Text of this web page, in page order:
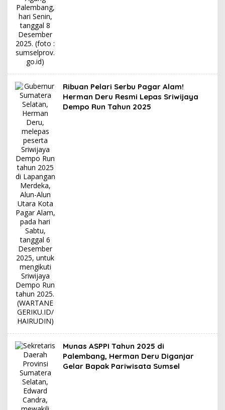
Ribuan Pelari Serbu Pagar Alam!
Herman Deru Resmi Lepas Sriwijaya
Dempo Run Tahun 2025
Munas ASPPI Tahun 2025 di
Palembang, Herman Deru Diganjar
Gelar Bapak Pariwisata Sumsel